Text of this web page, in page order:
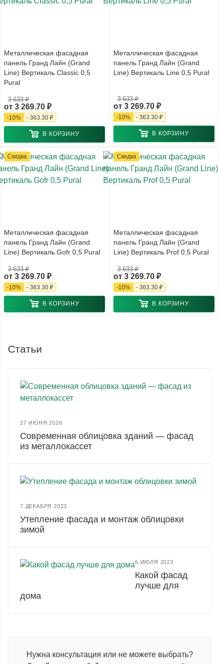
Металлическая фасадная
панель Гранд Лайн (Grand
Line) Вертикаль Classic 0,5
Pural
от 3 269.70 ₽
3 633 ₽
-10% - 363.30 ₽
В КОРЗИНУ
Металлическая фасадная
панель Гранд Лайн (Grand
Line) Вертикаль Line 0,5 Pural
от 3 269.70 ₽
3 633 ₽
-10% - 363.30 ₽
В КОРЗИНУ
Скидка
Металлическая фасадная
панель Гранд Лайн (Grand
Line) Вертикаль Gofr 0,5 Pural
от 3 269.70 ₽
3 633 ₽
-10% - 363.30 ₽
В КОРЗИНУ
Скидка
Металлическая фасадная
панель Гранд Лайн (Grand
Line) Вертикаль Prof 0,5 Pural
от 3 269.70 ₽
3 633 ₽
-10% - 363.30 ₽
В КОРЗИНУ
Статьи
27 ИЮНЯ 2026
Современная облицовка зданий — фасад
из металлокассет
7 ДЕКАБРЯ 2023
Утепление фасада и монтаж облицовки
зимой
6 ИЮЛЯ 2023
Какой фасад
лучше для
дома
Нужна консультация или не можете выбрать?